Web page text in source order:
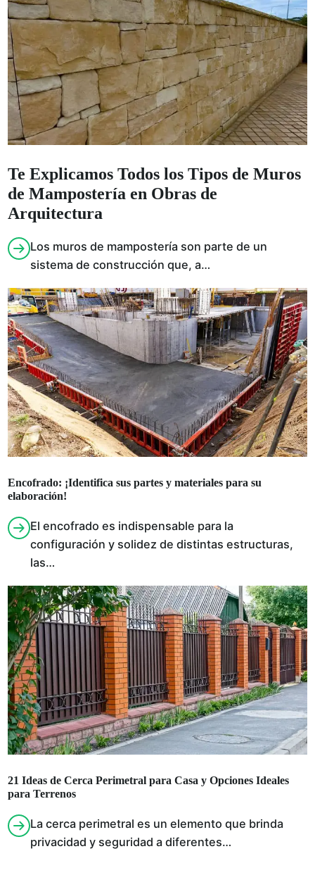
Te Explicamos Todos los Tipos de Muros
de Mampostería en Obras de
Arquitectura
Los muros de mampostería son parte de un
sistema de construcción que, a…
Encofrado: ¡Identifica sus partes y materiales para su
elaboración!
El encofrado es indispensable para la
configuración y solidez de distintas estructuras,
las…
21 Ideas de Cerca Perimetral para Casa y Opciones Ideales
para Terrenos
La cerca perimetral es un elemento que brinda
privacidad y seguridad a diferentes…